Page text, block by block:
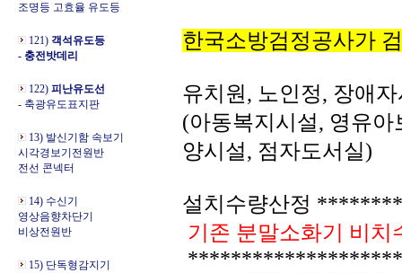
조명등 고효율 유도등
121) 객석유도등
- 충전밧데리
122) 피난유도선
- 축광유도표지판
13) 발신기함 속보기
시각경보기전원반
전선 콘넥터
14) 수신기
영상음향차단기
비상전원반
15) 단독형감지기
한국소방검정공사가
유치원, 노인정, 장애
(아동복지시설, 영유
양시설, 점자도서실)
설치수량산정
기존 분말소화기 비치